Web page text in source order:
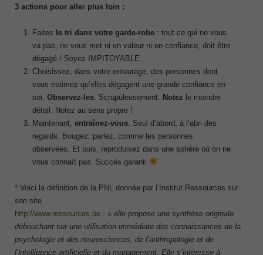
3 actions pour aller plus loin :
Faites le tri dans votre garde-robe : tout ce qui ne vous
va pas, ne vous met ni en valeur ni en confiance, doit être
dégagé ! Soyez IMPITOYABLE.
Choisissez, dans votre entourage, des personnes dont
vous estimez qu’elles dégagent une grande confiance en
soi. Observez-les . Scrupuleusement. Notez le moindre
détail. Notez au sens propre !
Maintenant, entraînez-vous . Seul d’abord, à l’abri des
regards. Bougez, parlez, comme les personnes
observées. Et puis, reproduisez dans une sphère où on ne
vous connaît pas. Succès garanti
* Voici la définition de la PNL donnée par l’Institut Ressources sur
son site
http://www.ressources.be : « elle propose une synthèse originale
débouchant sur une utilisation immédiate des connaissances de la
psychologie et des neurosciences, de l’anthropologie et de
l’intelligence artificielle et du management. Elle s’intéresse à